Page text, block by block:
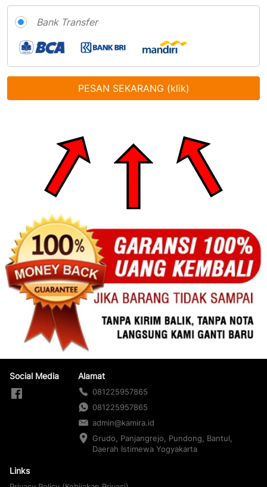
Bank Transfer
`
PESAN SEKARANG (klik)
Social Media Alamat
081225957865
081225957865
admin@kamira.id
Grudo, Panjangrejo, Pundong, Bantul,
Daerah Istimewa Yogyakarta
Links